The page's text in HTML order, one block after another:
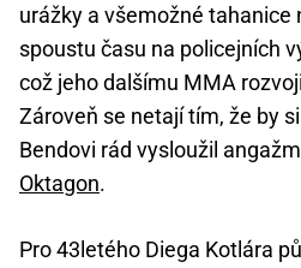
urážky a všemožné tahanice
spoustu času na policejních
což jeho dalšímu MMA
Zároveň se netají tím, že by
Bendovi rád vysloužil
Oktagon.
Pro 43letého Diega Kotlára